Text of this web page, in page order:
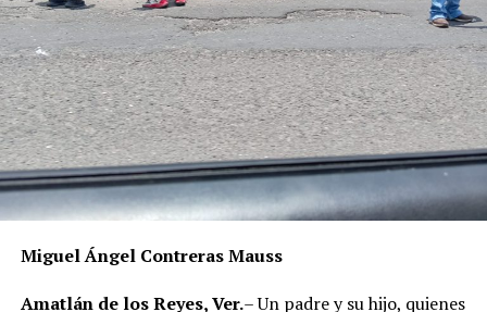
Miguel Ángel Contreras Mauss
Amatlán de los Reyes, Ver.– Un padre y su hijo, quienes